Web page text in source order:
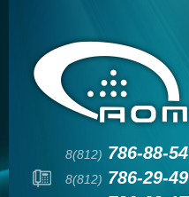
8(812) 786-88-54
8(812) 786-29-49